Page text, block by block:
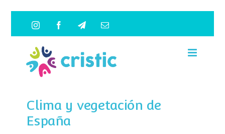
contenido
InstagramFacebookTelegramCorreo
Clima y vegetación de
España